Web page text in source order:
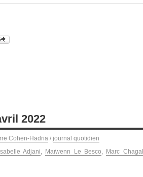
2022
Cohen-Hadria / journal quotidien
Adjani Maïwenn Le Besco
Marc